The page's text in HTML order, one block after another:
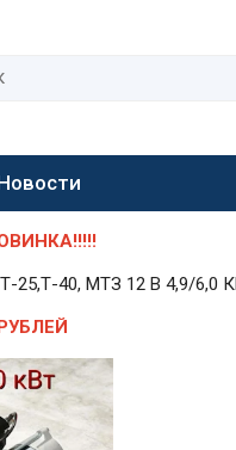
40, МТЗ 12 В 4,9/6,0